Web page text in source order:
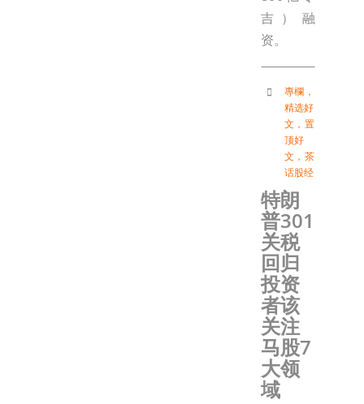
吉）融
资。
專欄 ，
精选好
文 ， 置
顶好
文 ， 茶
话股经
特朗
普301
关税
回归
投资
者该
关注
马股7
大领
域